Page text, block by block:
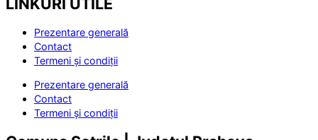
LINKURI UTILE
Prezentare generală
Contact
Termeni și condiții
Prezentare generală
Contact
Termeni și condiții